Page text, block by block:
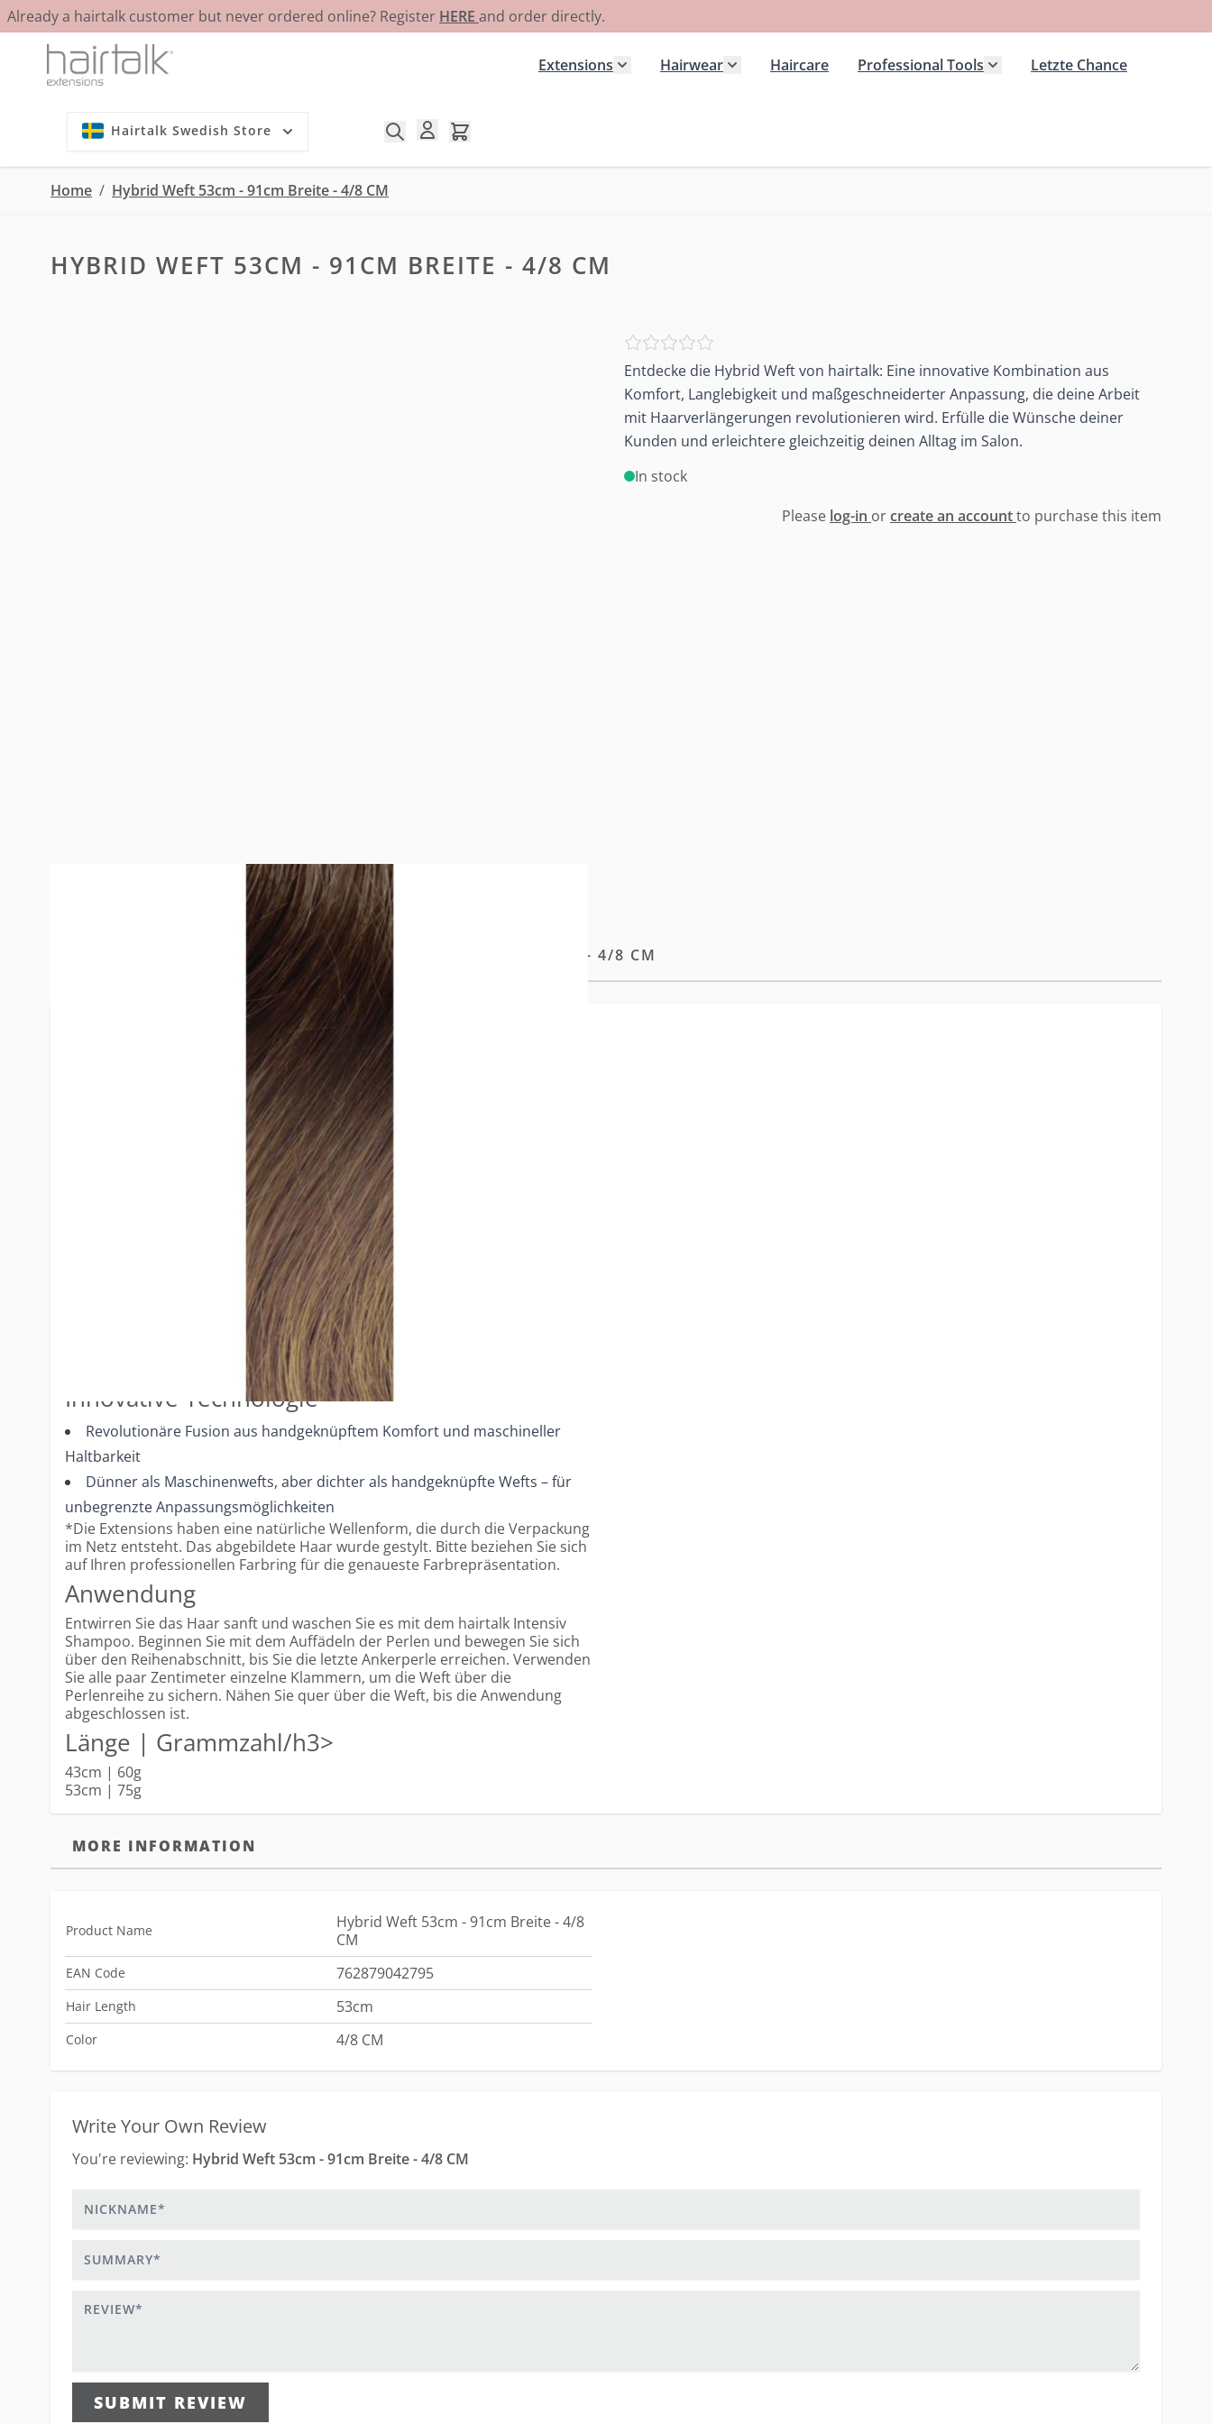
Already a hairtalk customer but never ordered online? Register HERE and order directly.
Skip to Content
Extensions
Hairwear
Haircare
Professional Tools
Letzte Chance
Hairtalk Swedish Store
Home / Hybrid Weft 53cm - 91cm Breite - 4/8 CM
HYBRID WEFT 53CM - 91CM BREITE - 4/8 CM
Entdecke die Hybrid Weft von hairtalk: Eine innovative Kombination aus
Komfort, Langlebigkeit und maßgeschneiderter Anpassung, die deine Arbeit
mit Haarverlängerungen revolutionieren wird. Erfülle die Wünsche deiner
Kunden und erleichtere gleichzeitig deinen Alltag im Salon.
In stock
Please log-in orcreate an accountto purchase this item
DESCRIPTION HYBRID WEFT 53CM - 91CM BREITE - 4/8 CM
Unsere Hybrid Weft – Komfort, Haltbarkeit und Anpassungsfähigkeit.
KOMFORT & HALTBARKEIT
Premium-Merkmale
Unauffällige, leichte und strapazierfähige Weft-Naht
Kein Rückhaar – verhindert Verfilzen und Verknoten
Double-Drawn-Design für Fülle von der Wurzel bis zu den Spitzen
91cm Breite für maximale Anpassungsmöglichkeiten
Durchschnittlich 2–3 Packungen pro Kopf, je nach gewünschtem Ergebnis.
Intakte und versiegelte Schuppenschicht für optimale Haltbarkeit
Volles Haar von der Wurzel bis zu den Spitzen
Widerstandsfähig und langlebig
Innovative Technologie
Revolutionäre Fusion aus handgeknüpftem Komfort und maschineller
Haltbarkeit
Dünner als Maschinenwefts, aber dichter als handgeknüpfte Wefts – für
unbegrenzte Anpassungsmöglichkeiten
*Die Extensions haben eine natürliche Wellenform, die durch die Verpackung
im Netz entsteht. Das abgebildete Haar wurde gestylt. Bitte beziehen Sie sich
auf Ihren professionellen Farbring für die genaueste Farbrepräsentation.
Anwendung
Entwirren Sie das Haar sanft und waschen Sie es mit dem hairtalk Intensiv
Shampoo. Beginnen Sie mit dem Auffädeln der Perlen und bewegen Sie sich
über den Reihenabschnitt, bis Sie die letzte Ankerperle erreichen. Verwenden
Sie alle paar Zentimeter einzelne Klammern, um die Weft über die
Perlenreihe zu sichern. Nähen Sie quer über die Weft, bis die Anwendung
abgeschlossen ist.
Länge | Grammzahl/h3>
43cm | 60g
53cm | 75g
MORE INFORMATION
Product Name
Hybrid Weft 53cm - 91cm Breite - 4/8
CM
EAN Code 762879042795
Hair Length 53cm
Color 4/8 CM
Write Your Own Review
You're reviewing: Hybrid Weft 53cm - 91cm Breite - 4/8 CM
SUBMIT REVIEW